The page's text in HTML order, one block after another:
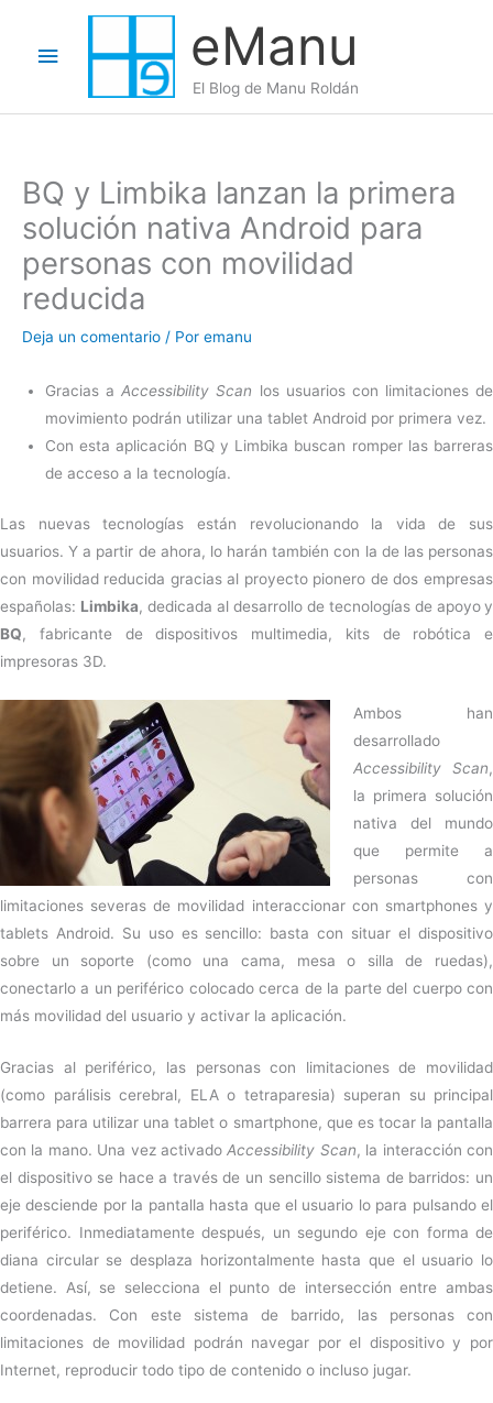
contenido
eManu
El Blog de Manu Roldán
Menú
principal
BQ y Limbika lanzan la primera
solución nativa Android para
personas con movilidad
reducida
Deja un comentario / Por emanu
Gracias aAccessibility Scan los usuarios con limitaciones de
movimiento podrán utilizar una tablet Android por primera vez.
Con esta aplicación BQ y Limbika buscan romper las barreras
de acceso a la tecnología.
Las nuevas tecnologías están revolucionando la vida de sus
usuarios. Y a partir de ahora, lo harán también con la de las personas
con movilidad reducida gracias al proyecto pionero de dos empresas
españolas: Limbika, dedicada al desarrollo de tecnologías de apoyoy
BQ, fabricante de dispositivos multimedia, kits de robótica e
impresoras 3D.
Ambos han
desarrollado
Accessibility Scan,
la primera solución
nativa del mundo
que permite a
personas con
limitaciones severas de movilidad interaccionar con smartphones y
tablets Android. Su uso es sencillo: basta con situar el dispositivo
sobre un soporte (como una cama, mesa o silla de ruedas),
conectarlo a un periférico colocado cerca de la parte del cuerpo con
más movilidad del usuario y activar la aplicación.
Gracias al periférico, las personas con limitaciones de movilidad
(como parálisis cerebral, ELA o tetraparesia) superan su principal
barrera para utilizar una tablet o smartphone, que es tocar la pantalla
con la mano. Una vez activadoAccessibility Scan, la interacción con
el dispositivo se hace a través de un sencillo sistema de barridos: un
eje desciende por la pantalla hasta que el usuario lo para pulsando el
periférico. Inmediatamente después, un segundo eje con forma de
diana circular se desplaza horizontalmente hasta que el usuario lo
detiene. Así, se selecciona el punto de intersección entre ambas
coordenadas. Con este sistema de barrido, las personas con
limitaciones de movilidad podrán navegar por el dispositivo y por
Internet, reproducir todo tipo de contenido o incluso jugar.